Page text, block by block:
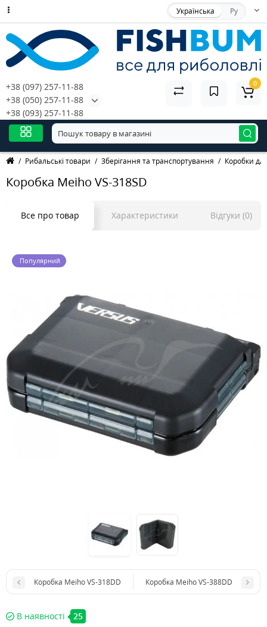
Українська Ру
+38 (097) 257-11-88
+38 (050) 257-11-88
+38 (093) 257-11-88
0
Рибальські товари Зберігання та транспортування Коробки
Коробка Meiho VS-318SD
Все про товар Характеристики Відгуки (0)
Популярний
Коробка Meiho VS-318DD Коробка Meiho VS-388DD
В наявності 25